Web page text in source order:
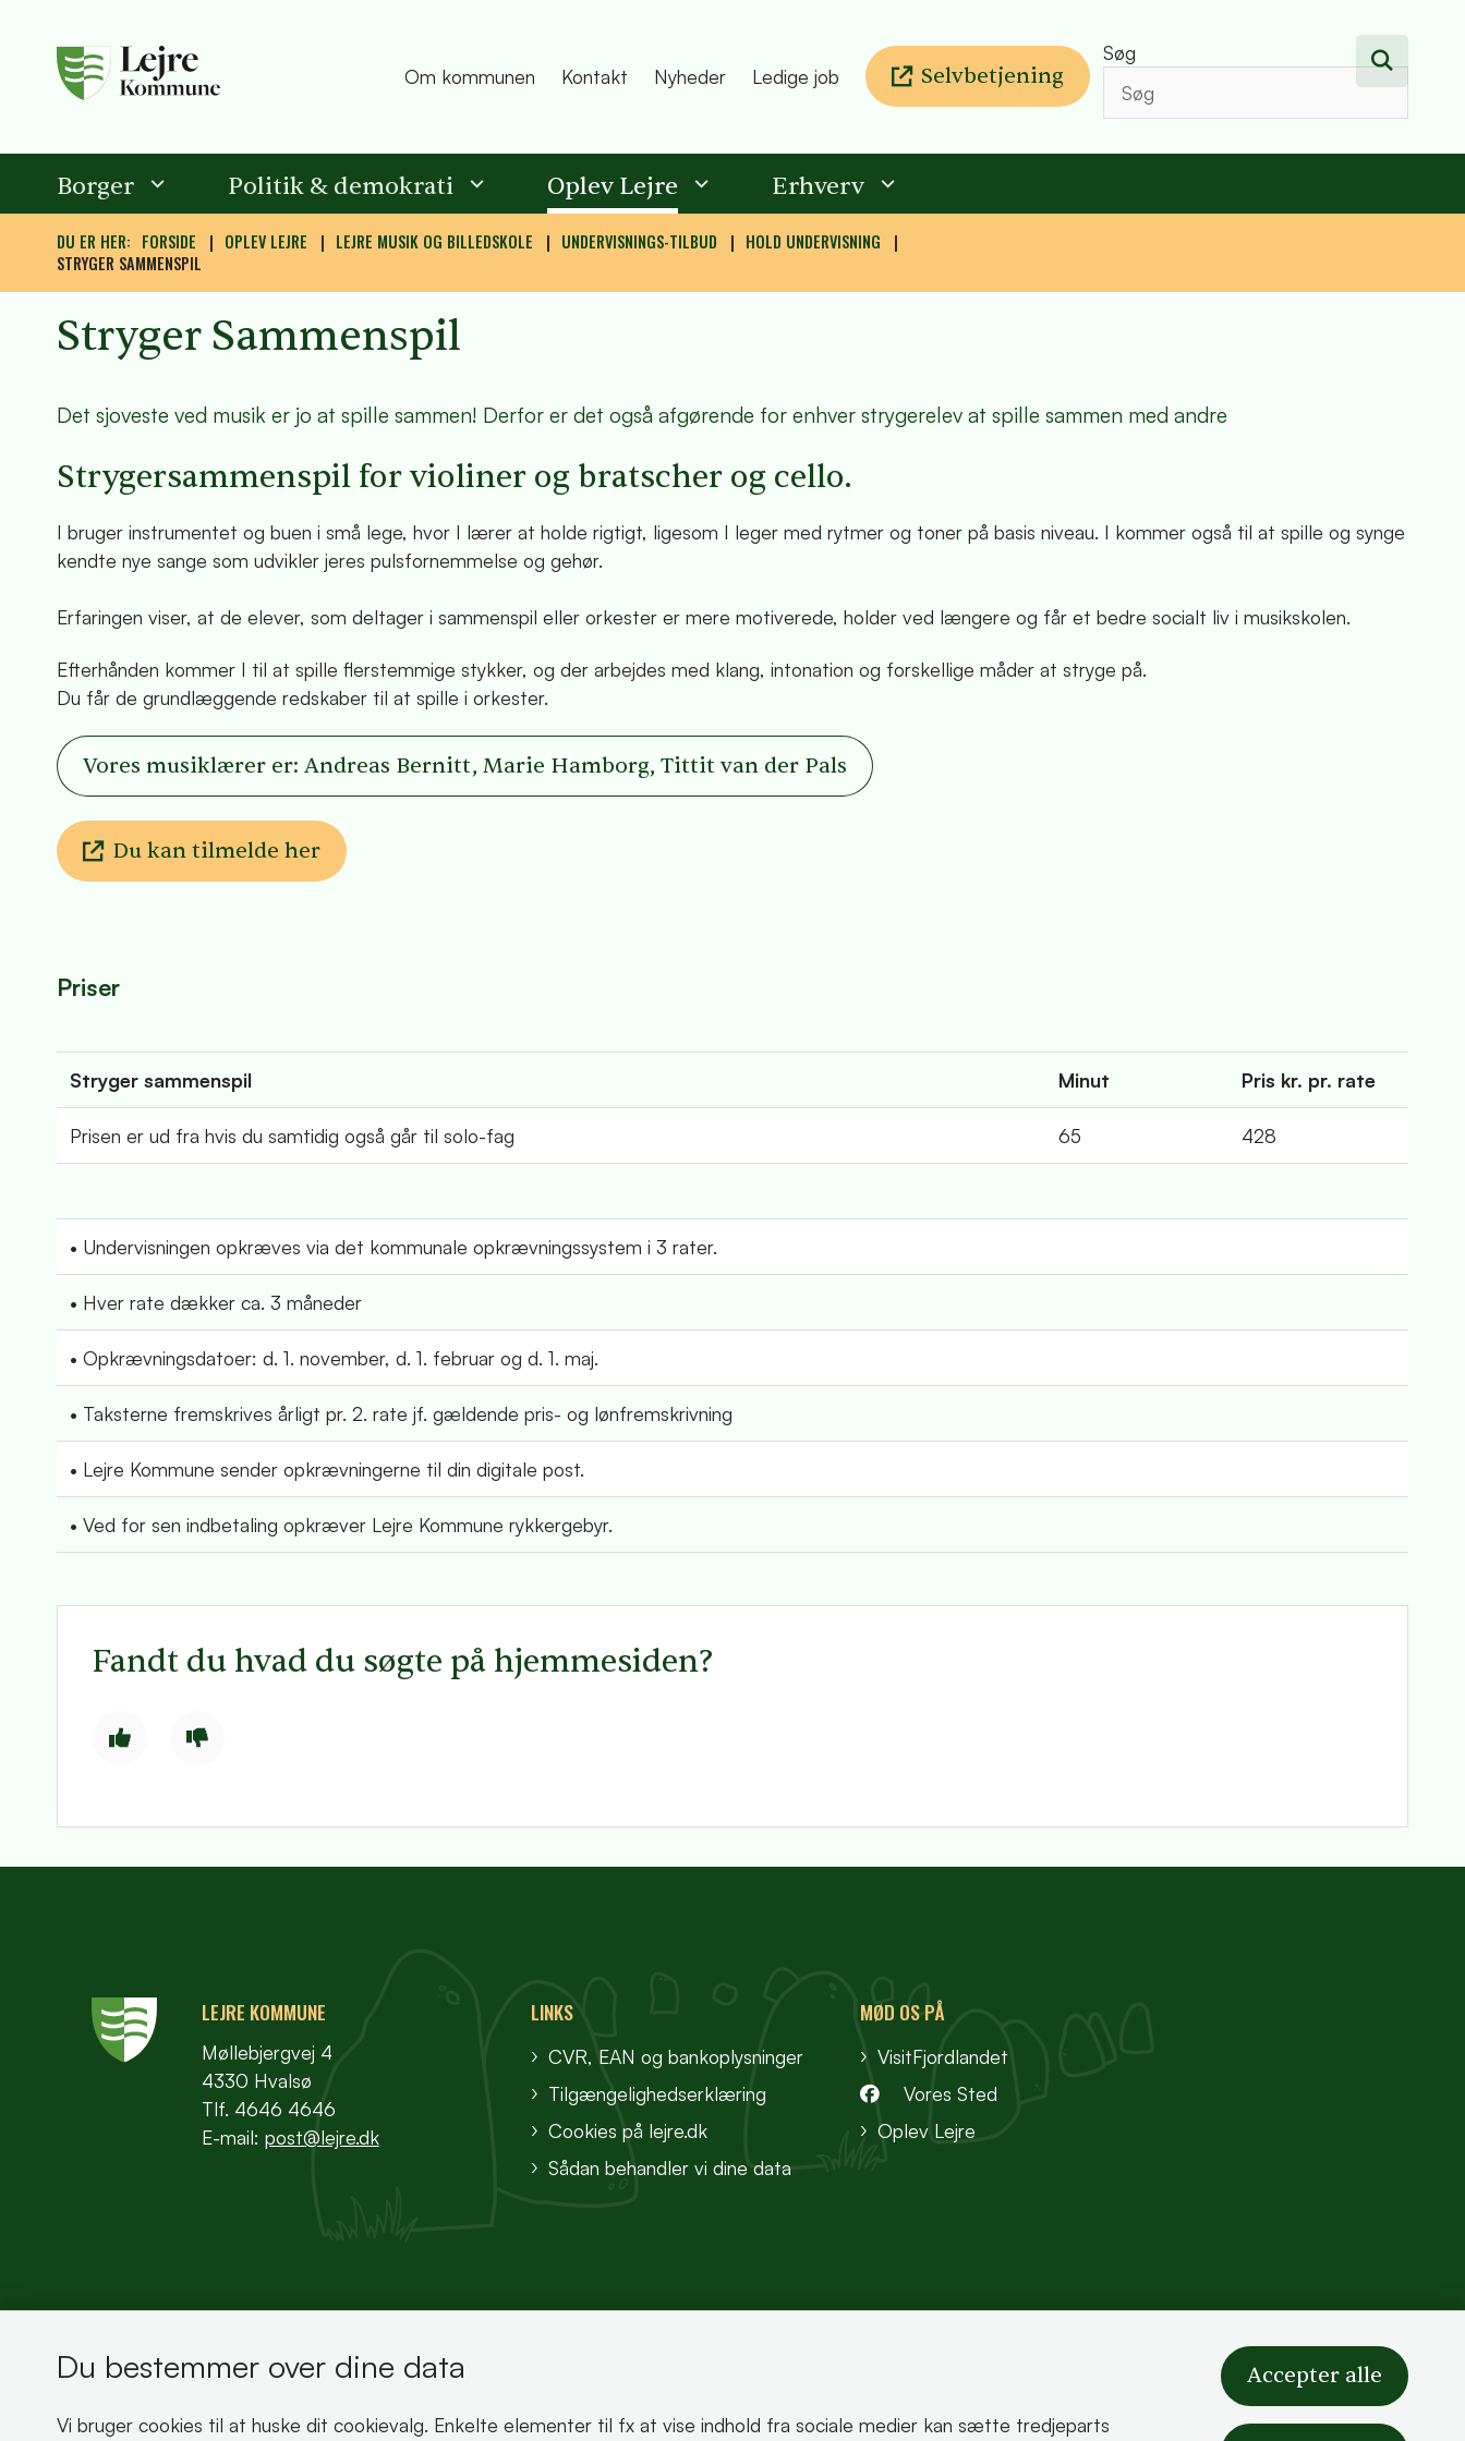
Om kommunen Kontakt Nyheder Ledige job Selvbetjening
Søg
Borger Politik & demokrati Oplev Lejre Erhverv
DU ER HER: FORSIDE OPLEV LEJRE LEJRE MUSIK OG BILLEDSKOLE UNDERVISNINGS-TILBUD
HOLD UNDERVISNING
STRYGER SAMMENSPIL
Stryger Sammenspil
Det sjoveste ved musik er jo at spille sammen! Derfor er det også afgørende for enhver strygerelev at spille sammen med andre
Strygersammenspil for violiner og bratscher og cello.
I bruger instrumentet og buen i små lege, hvor I lærer at holde rigtigt, ligesom I leger med rytmer og toner på basis niveau. I kommer også til at spille og synge
kendte nye sange som udvikler jeres pulsfornemmelse og gehør.
Erfaringen viser, at de elever, som deltager i sammenspil eller orkester er mere motiverede, holder ved længere og får et bedre socialt liv i musikskolen.
Efterhånden kommer I til at spille flerstemmige stykker, og der arbejdes med klang, intonation og forskellige måder at stryge på.
Du får de grundlæggende redskaber til at spille i orkester.
Vores musiklærer er: Andreas Bernitt, Marie Hamborg, Tittit van der Pals
Du kan tilmelde her
Priser
Stryger sammenspil Minut Pris kr. pr. rate
Prisen er ud fra hvis du samtidig også går til solo-fag 65 428
• Undervisningen opkræves via det kommunale opkrævningssystem i 3 rater.
• Hver rate dækker ca. 3 måneder
• Opkrævningsdatoer: d. 1. november, d. 1. februar og d. 1. maj.
• Taksterne fremskrives årligt pr. 2. rate jf. gældende pris- og lønfremskrivning
• Lejre Kommune sender opkrævningerne til din digitale post.
• Ved for sen indbetaling opkræver Lejre Kommune rykkergebyr.
Fandt du hvad du søgte på hjemmesiden?
LEJRE KOMMUNE
Møllebjergvej 4
4330 Hvalsø
Tlf. 4646 4646
E-mail: post@lejre.dk
LINKS
CVR, EAN og bankoplysninger
Tilgængelighedserklæring
Cookies på lejre.dk
Sådan behandler vi dine data
MØD OS PÅ
VisitFjordlandet
Vores Sted
Oplev Lejre
Bemærk!
Du bestemmer over dine data
Vi bruger cookies til at huske dit cookievalg. Enkelte elementer til fx at vise indhold fra sociale medier kan sætte tredjeparts
Accepter alle